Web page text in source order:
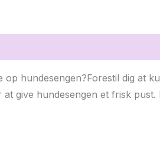
op hundesengen?Forestil dig at
give hundesengen et frisk